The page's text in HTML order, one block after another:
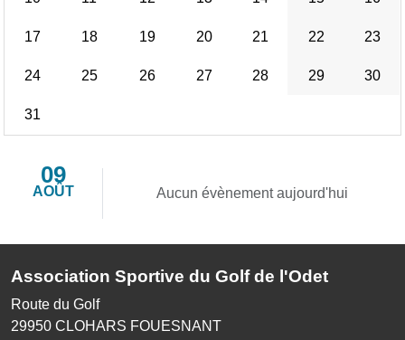
17 18 19 20 21 22 23
24 25 26 27 28 29 30
31
09
AOÛT Aucun évènement aujourd'hui
Association Sportive du Golf de l'Odet
Route du Golf
29950 CLOHARS FOUESNANT